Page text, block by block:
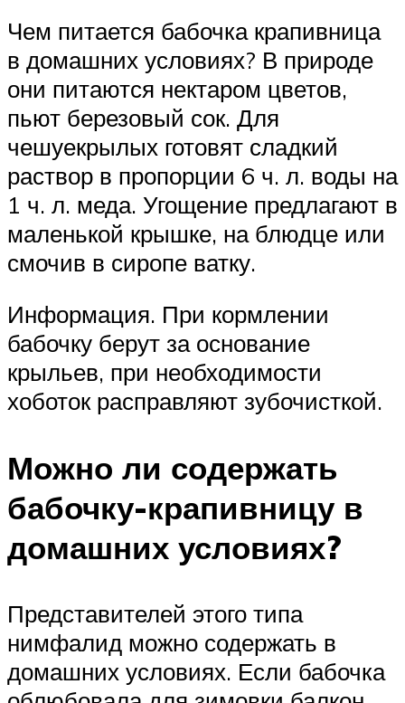
Чем питается бабочка крапивница
в домашних условиях? В природе
они питаются нектаром цветов,
пьют березовый сок. Для
чешуекрылых готовят сладкий
раствор в пропорции 6 ч. л. воды на
1 ч. л. меда. Угощение предлагают в
маленькой крышке, на блюдце или
смочив в сиропе ватку.
Информация. При кормлении
бабочку берут за основание
крыльев, при необходимости
хоботок расправляют зубочисткой.
Можно ли содержать
бабочку-крапивницу в
домашних условиях?
Представителей этого типа
нимфалид можно содержать в
домашних условиях. Если бабочка